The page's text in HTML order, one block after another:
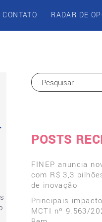
CONTATO RADAR DE
POSTS
FINEP anuncia
com R$ 3,3
de inovação
Principais
MCTI nº 9.563/